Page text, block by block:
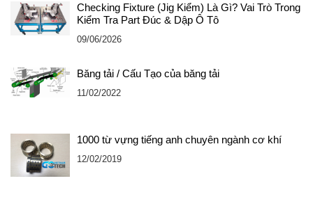
Checking Fixture (Jig Kiểm) Là Gì? Vai Trò Trong
Kiểm Tra Part Đúc & Dập Ô Tô
09/06/2026
Băng tải / Cấu Tạo của băng tải
11/02/2022
1000 từ vựng tiếng anh chuyên ngành cơ khí
12/02/2019